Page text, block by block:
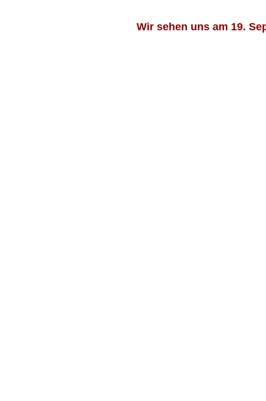
Wir sehen uns am 19.